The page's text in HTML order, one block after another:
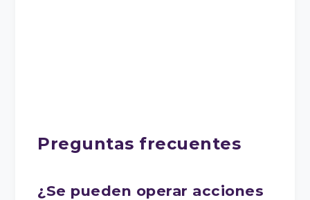
Preguntas frecuentes
¿Se pueden operar acciones